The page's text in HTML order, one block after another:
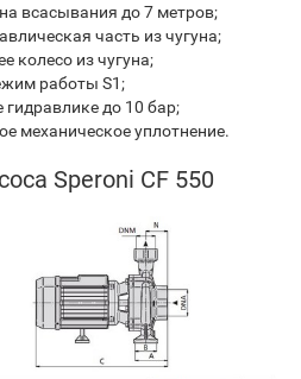
всасывания до 7 метров;
часть из чугуна;
колесо из чугуна;
работы S1;
гидравлике до 10 бар;
механическое уплотнение.
Speroni CF 550